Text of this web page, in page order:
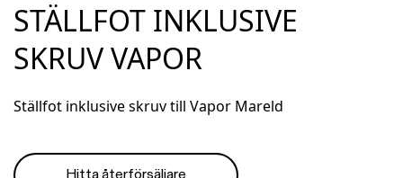
STÄLLFOT INKLUSIVE
SKRUV VAPOR
Ställfot inklusive skruv till Vapor Mareld